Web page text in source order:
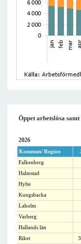
Öppet arbetslösa
2026
Kommun/ Region
Falkenberg
Halmstad
Hylte
Kungsbacka
Laholm
Varberg
Hallands län
Riket